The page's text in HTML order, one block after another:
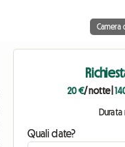
Camera
20 €/ notte|
Quali date?